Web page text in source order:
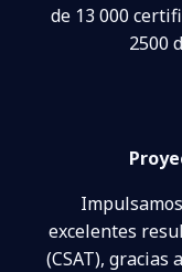
de 13 000
2500
excelentes
(CSAT),